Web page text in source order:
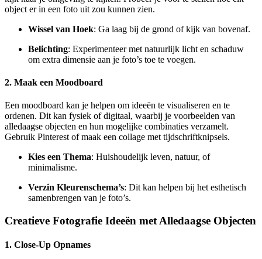
object er in een foto uit zou kunnen zien.
Wissel van Hoek: Ga laag bij de grond of kijk van bovenaf.
Belichting: Experimenteer met natuurlijk licht en schaduw
om extra dimensie aan je foto’s toe te voegen.
2. Maak een Moodboard
Een moodboard kan je helpen om ideeën te visualiseren en te
ordenen. Dit kan fysiek of digitaal, waarbij je voorbeelden van
alledaagse objecten en hun mogelijke combinaties verzamelt.
Gebruik Pinterest of maak een collage met tijdschriftknipsels.
Kies een Thema: Huishoudelijk leven, natuur, of
minimalisme.
Verzin Kleurenschema’s: Dit kan helpen bij het esthetisch
samenbrengen van je foto’s.
Creatieve Fotografie Ideeën met Alledaagse Objecten
1. Close-Up Opnames